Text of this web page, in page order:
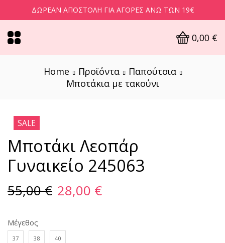
ΔΩΡΕΆΝ ΑΠΟΣΤΟΛΉ ΓΙΑ ΑΓΟΡΈΣ ΆΝΩ ΤΩΝ 19€
0,00 €
Home Προϊόντα
Παπούτσια
Μποτάκια με τακούνι
SALE
Μποτάκι Λεοπάρ
Γυναικείο 245063
55,00€ 28,00 €
Μέγεθος
37 38 40